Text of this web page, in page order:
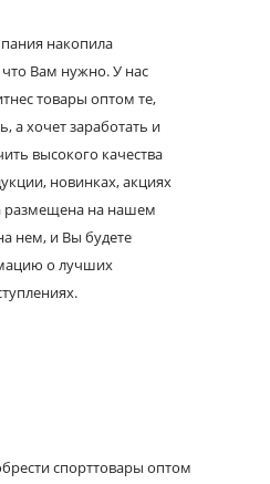
накопила
Вам нужно. У нас
товары оптом те,
а хочет заработать и
высокого качества
новинках, акциях
размещена на нашем
нем, и Вы будете
о лучших
спорттовары оптом